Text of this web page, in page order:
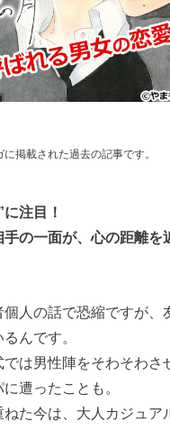
に掲載された過去の記事です。
注目！
手の一面が、心の距離を
人の話で恐縮ですが、
んです。
は男性陣をそわそわさ
遭ったことも。
た今は、大人カジュア